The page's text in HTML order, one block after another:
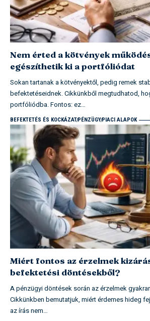
Nem érted a kötvények
egészíthetik ki a portfóliódat
Sokan tartanak a kötvényektől, pedig remek
befektetéseidnek. Cikkünkből megtudhatod,
portfóliódba. Fontos: ez…
BEFEKTETÉS ÉS KOCKÁZATPÉNZÜGYPIACI ALAPOK
Miért fontos az érzelmek
befektetési döntésekből?
A pénzügyi döntések során az érzelmek
Cikkünkben bemutatjuk, miért érdemes hideg
az írás nem…